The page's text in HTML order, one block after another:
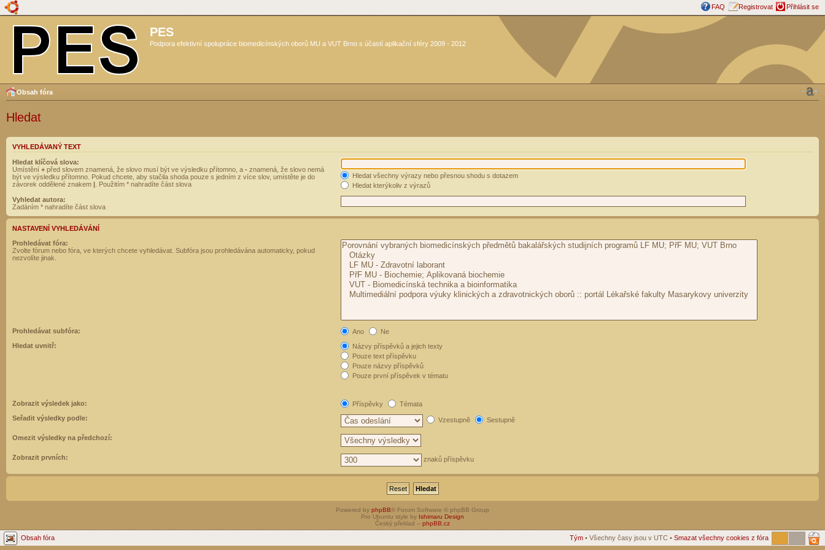
FAQ Registrovat Přihlásit se
PES
Podpora efektivní spolupráce biomedicínských oborů MU a VUT Brno s účastí aplikační sféry 2009 - 2012
Obsah fóra
Hledat
VYHLEDÁVANÝ TEXT
Hledat klíčová slova:
Umístění + před slovem znamená, že slovo musí být ve výsledku přítomno, a - znamená, že slovo nemá
být ve výsledku přítomno. Pokud chcete, aby stačila shoda pouze s jedním z více slov, umístěte je do
závorek oddělené znakem | . Použitím * nahradíte část slova
Hledat všechny výrazy nebo přesnou shodu s dotazem
Hledat kterýkoliv z výrazů
Vyhledat autora:
Zadáním * nahradíte část slova
NASTAVENÍ VYHLEDÁVÁNÍ
Prohledávat fóra:
Zvolte fórum nebo fóra, ve kterých chcete vyhledávat. Subfóra jsou prohledávána automaticky, pokud
nezvolíte jinak.
Prohledávat subfóra: Ano
Ne
Hledat uvnitř:
Názvy příspěvků a jejich texty
Pouze text příspěvku
Pouze názvy příspěvků
Pouze první příspěvek v tématu
Zobrazit výsledek jako: Příspěvky
Témata
Seřadit výsledky podle:
Vzestupně Sestupně
Omezit výsledky na předchozí:
Zobrazit prvních: znaků příspěvku
Powered by phpBB® Forum Software © phpBB Group
Pro Ubuntu style by Ishimaru Design
Český překlad – phpBB.cz
Obsah fóra Tým • Všechny časy jsou v UTC • Smazat všechny cookies z fóra